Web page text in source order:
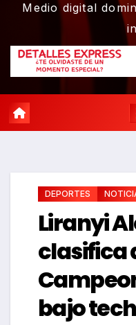
Medio digital
DEPORTES
Liranyi
clasifica
bajo